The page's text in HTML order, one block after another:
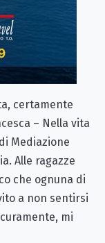
certamente
– Nella vita
Mediazione
Alle ragazze
che ognuna di
a non sentirsi
mi